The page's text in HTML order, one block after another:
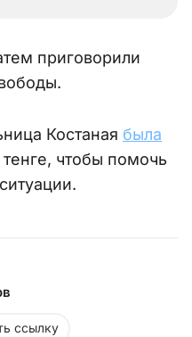
приговорили
Костаная была
тенге, чтобы помочь
ссылку